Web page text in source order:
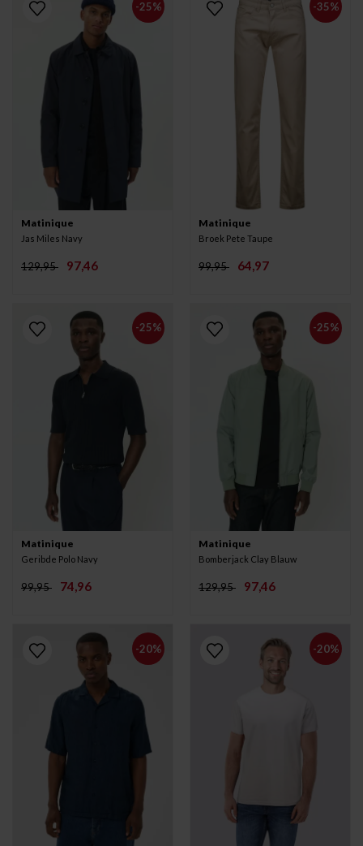
-25%
Matinique
Jas Miles Navy
129,95 97,46
-35%
Matinique
Broek Pete Taupe
99,95 64,97
-25%
Matinique
Geribde Polo Navy
99,95 74,96
-25%
Matinique
Bomberjack Clay Blauw
129,95 97,46
-20% -20%